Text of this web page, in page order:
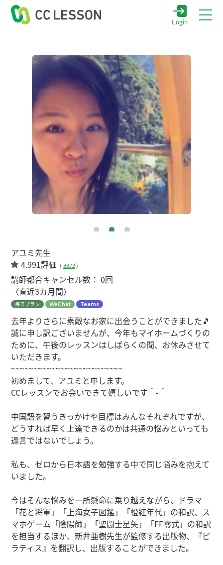
Login
アユミ先生
4.991評価 ( 8872)
講師都合キャンセル数：0回
（直近3カ月間）
毎日プラン WeChat Teams
去年よりさらに素敵なお家に出会うことができました🎵
誠に申し訳ございませんが、今年もマイホームづくりの
ために、午後のレッスンはしばらくの間、お休みさせて
いただきます。
~~~~~~~~~~~~~~~~~~~~~~~~~
初めまして、アユミと申します。
CCレッスンでお会いできて嬉しいです＾-＾
中国語を習うきっかけや目標はみんなそれぞれですが、
どうすれば早く上達できるのかは共通の悩みといっても
過言ではないでしょう。
私も、ゼロから日本語を勉強する中で同じ悩みを抱えて
いました。
今はそんな悩みを一所懸命に乗り越えながら、ドラマ
「花と将軍」「上海女子図鑑」「橙紅年代」の和訳、ス
マホゲーム「陰陽師」「聖闘士星矢」「FF零式」の和訳
を担当するほか、新井亜樹先生が監修する出版物、『ピ
ラティス』を翻訳し、出版することができました。